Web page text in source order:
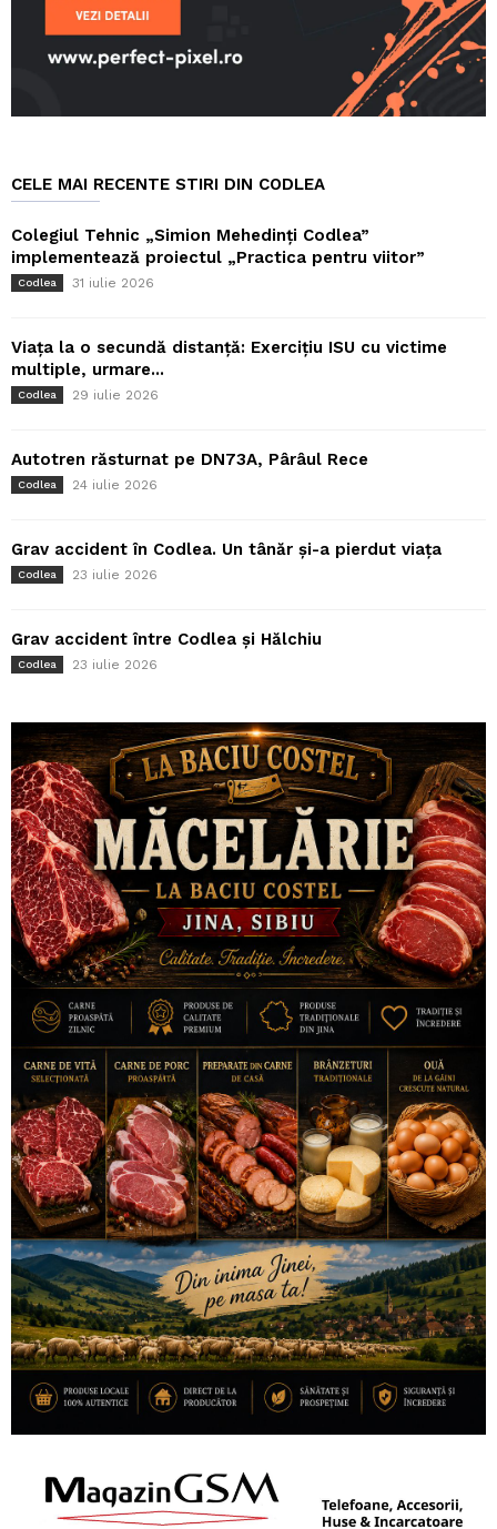
CELE MAI RECENTE STIRI DIN CODLEA
Colegiul Tehnic „Simion Mehedinți Codlea”
implementează proiectul „Practica pentru viitor”
Codlea 31 iulie 2026
Viața la o secundă distanță: Exercițiu ISU cu victime
multiple, urmare...
Codlea 29 iulie 2026
Autotren răsturnat pe DN73A, Pârâul Rece
Codlea 24 iulie 2026
Grav accident în Codlea. Un tânăr și-a pierdut viața
Codlea 23 iulie 2026
Grav accident între Codlea și Hălchiu
Codlea 23 iulie 2026